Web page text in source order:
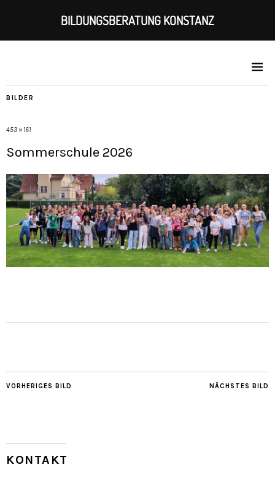
BILDER
453 × 161
Sommerschule 2026
NÄCHSTES BILD
VORHERIGES BILD
KONTAKT
BILDUNGSBERATUNG KONSTANZ